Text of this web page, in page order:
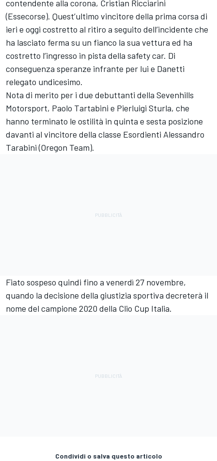
contendente alla corona, Cristian Ricciarini
(Essecorse). Quest’ultimo vincitore della prima corsa di
ieri e oggi costretto al ritiro a seguito dell’incidente che
ha lasciato ferma su un fianco la sua vettura ed ha
costretto l’ingresso in pista della safety car. Di
conseguenza speranze infrante per lui e Danetti
relegato undicesimo.
Nota di merito per i due debuttanti della Sevenhills
Motorsport, Paolo Tartabini e Pierluigi Sturla, che
hanno terminato le ostilità in quinta e sesta posizione
davanti al vincitore della classe Esordienti Alessandro
Tarabini (Oregon Team).
Fiato sospeso quindi fino a venerdì 27 novembre,
quando la decisione della giustizia sportiva decreterà il
nome del campione 2020 della Clio Cup Italia.
Condividi o salva questo articolo